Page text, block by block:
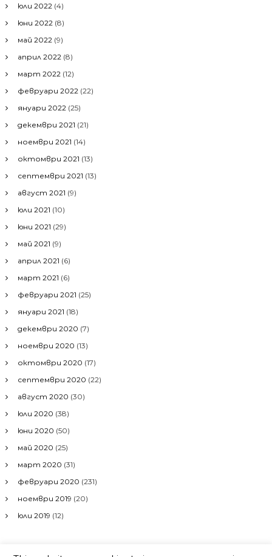
юли 2022 (4)
юни 2022 (8)
май 2022 (9)
април 2022 (8)
март 2022 (12)
февруари 2022 (22)
януари 2022 (25)
декември 2021 (21)
ноември 2021 (14)
октомври 2021 (13)
септември 2021 (13)
август 2021 (9)
юли 2021 (10)
юни 2021 (29)
май 2021 (9)
април 2021 (6)
март 2021 (6)
февруари 2021 (25)
януари 2021 (18)
декември 2020 (7)
ноември 2020 (13)
октомври 2020 (17)
септември 2020 (22)
август 2020 (30)
юли 2020 (38)
юни 2020 (50)
май 2020 (25)
март 2020 (31)
февруари 2020 (231)
ноември 2019 (20)
юли 2019 (12)